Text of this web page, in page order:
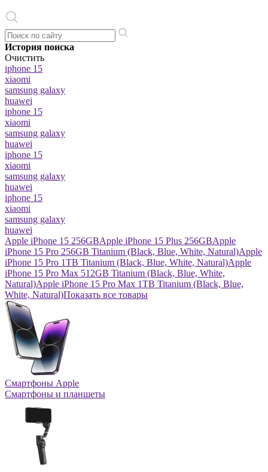
История поиска
Очистить
iphone 15
xiaomi
samsung galaxy
huawei
iphone 15
xiaomi
samsung galaxy
huawei
iphone 15
xiaomi
samsung galaxy
huawei
iphone 15
xiaomi
samsung galaxy
huawei
Apple iPhone 15 256GBApple iPhone 15 Plus 256GBApple
iPhone 15 Pro 256GB Titanium (Black, Blue, White, Natural)Apple
iPhone 15 Pro 1TB Titanium (Black, Blue, White, Natural)Apple
iPhone 15 Pro Max 512GB Titanium (Black, Blue, White,
Natural)Apple iPhone 15 Pro Max 1TB Titanium (Black, Blue,
White, Natural)Показать все товары
Смартфоны Apple
Смартфоны и планшеты